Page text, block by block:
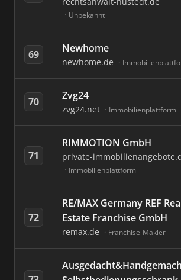
Unbekannt
69 Newhome
newhome.de
70 Zvg24
zvg24.net Immobilienplattform
71
RIMMOTION GmbH
private-
Immobilienplattform
72
RE/MAX Germany REF
Estate Franchise GmbH
remax.de Franchise-Makler